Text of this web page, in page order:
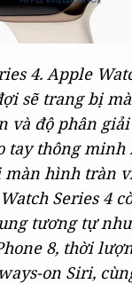
4. Apple
sẽ trang bị
và độ phân
tay thông
màn hình tràn
Series 4
tương tự
8, thời
on Siri,